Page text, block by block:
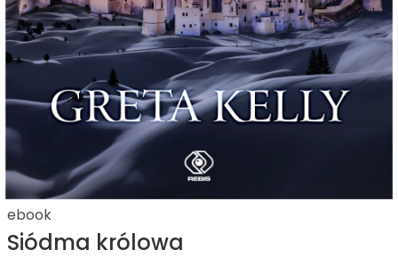
ebook
Siódma królowa